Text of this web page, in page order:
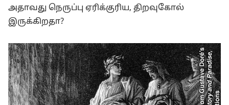
அதாவது நெருப்பு ஏரிக்குரிய, திறவுகோல்
இருக்கிறதா?